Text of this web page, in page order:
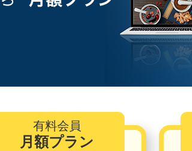
有料会員
月額プラン